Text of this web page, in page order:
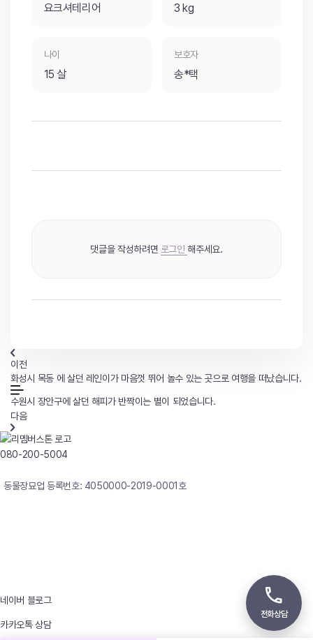
요크셔테리어 3 kg
나이
15 살
보호자
송*택
댓글을 작성하려면 로그인 해주세요.
이전
화성시 목동 에 살던 레인이가 마음껏 뛰어 놀수 있는 곳으로 여행을 떠났습니다.
수원시 장안구에 살던 해피가 반짝이는 별이 되었습니다.
다음
080-200-5004
동물장묘업 등록번호: 4050000-2019-0001호
네이버 블로그
카카오톡 상담
전화상담